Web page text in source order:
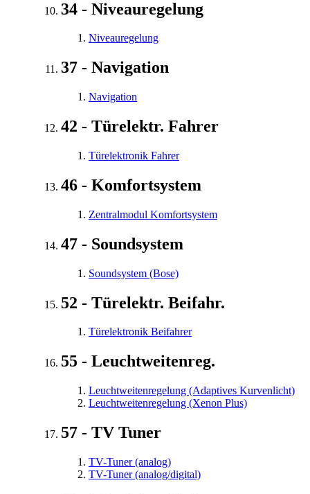
34 - Niveauregelung
Niveauregelung
37 - Navigation
Navigation
42 - Türelektr. Fahrer
Türelektronik Fahrer
46 - Komfortsystem
Zentralmodul Komfortsystem
47 - Soundsystem
Soundsystem (Bose)
52 - Türelektr. Beifahr.
Türelektronik Beifahrer
55 - Leuchtweitenreg.
Leuchtweitenregelung (Adaptives Kurvenlicht)
Leuchtweitenregelung (Xenon Plus)
57 - TV Tuner
TV-Tuner (analog)
TV-Tuner (analog/digital)